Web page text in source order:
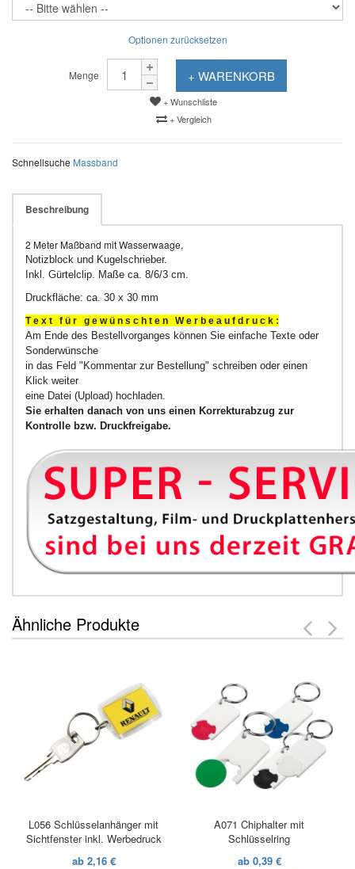
Optionen zurücksetzen
Menge + WARENKORB
+ Wunschliste
+ Vergleich
Schnellsuche Massband
Beschreibung
2 Meter Maßband mit Wasserwaage,
Notizblock und Kugelschrieber.
Inkl. Gürtelclip. Maße ca. 8/6/3 cm.
Druckfläche: ca. 30 x 30 mm
T e x t f ü r g e w ü n s c h t e n W e r b e a u f d r u c k :
Am Ende des Bestellvorganges können Sie einfache Texte oder
Sonderwünsche
in das Feld "Kommentar zur Bestellung" schreiben oder einen
Klick weiter
eine Datei (Upload) hochladen.
Sie erhalten danach von uns einen Korrekturabzug zur
Kontrolle bzw. Druckfreigabe.
Ähnliche Produkte
L056 Schlüsselanhänger mit
Sichtfenster inkl. Werbedruck
ab 2,16 €
A071 Chiphalter mit
Schlüsselring
ab 0,39 €